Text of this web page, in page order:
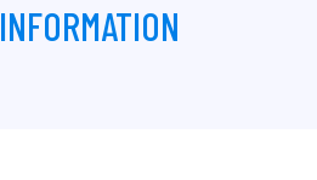
INFORMATION